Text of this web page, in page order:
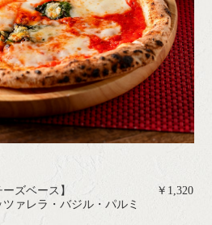
ズベース】
ァレラ・バジル・パルミ
￥1,320